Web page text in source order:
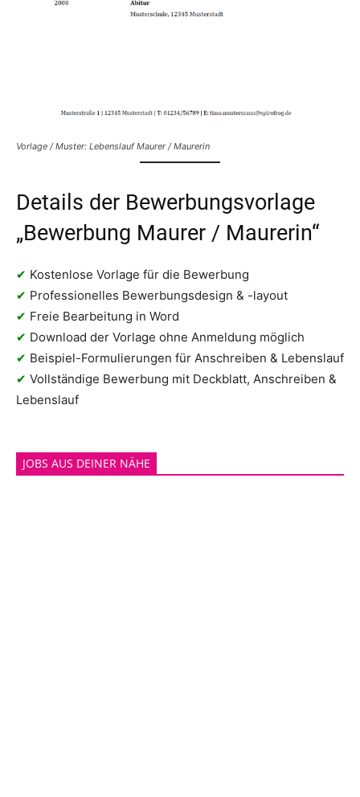
Vorlage / Muster: Lebenslauf Maurer / Maurerin
Details der Bewerbungsvorlage
„Bewerbung Maurer / Maurerin“
✔ Kostenlose Vorlage für die Bewerbung
✔ Professionelles Bewerbungsdesign & -layout
✔ Freie Bearbeitung in Word
✔ Download der Vorlage ohne Anmeldung möglich
✔ Beispiel-Formulierungen für Anschreiben & Lebenslauf
✔ Vollständige Bewerbung mit Deckblatt, Anschreiben &
Lebenslauf
JOBS AUS DEINER NÄHE